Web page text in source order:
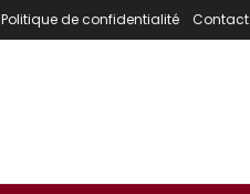
Politique de confidentialité Contact